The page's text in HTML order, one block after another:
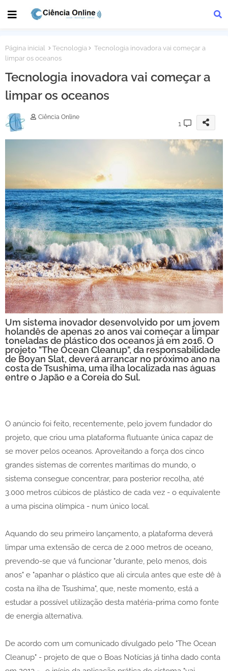
Página inicial Tecnologia
Tecnologia inovadora vai começar a
limpar os oceanos
Tecnologia inovadora vai começar a
limpar os oceanos
Ciência Online
1
Um sistema inovador desenvolvido por um jovem
holandês de apenas 20 anos vai começar a limpar
toneladas de plástico dos oceanos já em 2016. O
projeto "The Ocean Cleanup", da responsabilidade
de Boyan Slat, deverá arrancar no próximo ano na
costa de Tsushima, uma ilha localizada nas águas
entre o Japão e a Coreia do Sul.
O anúncio foi feito, recentemente, pelo jovem fundador do
projeto, que criou uma plataforma flutuante única capaz de
se mover pelos oceanos. Aproveitando a força dos cinco
grandes sistemas de correntes marítimas do mundo, o
sistema consegue concentrar, para posterior recolha, até
3.000 metros cúbicos de plástico de cada vez - o equivalente
a uma piscina olímpica - num único local.
Aquando do seu primeiro lançamento, a plataforma deverá
limpar uma extensão de cerca de 2.000 metros de oceano,
prevendo-se que vá funcionar "durante, pelo menos, dois
anos" e "apanhar o plástico que ali circula antes que este dê à
costa na ilha de Tsushima", que, neste momento, está a
estudar a possível utilização desta matéria-prima como fonte
de energia alternativa.
De acordo com um comunicado divulgado pelo "The Ocean
Cleanup" - projeto de que o Boas Notícias já tinha dado conta